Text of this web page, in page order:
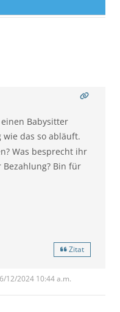
Babysitter
das so abläuft.
Was besprecht ihr
Bin für
Zitat
12/2024 10:44 a.m.